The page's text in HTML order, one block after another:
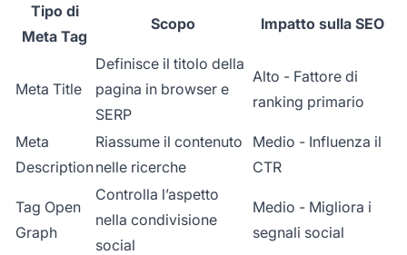
Tipo di
Meta Tag
Scopo Impatto sulla SEO
Meta Title
Definisce il titolo della
pagina in browser e
SERP
Alto - Fattore di
ranking primario
Meta
Description
Riassume il contenuto
nelle ricerche
Medio - Influenza il
CTR
Tag Open
Graph
Controlla l’aspetto
nella condivisione
social
Medio - Migliora i
segnali social